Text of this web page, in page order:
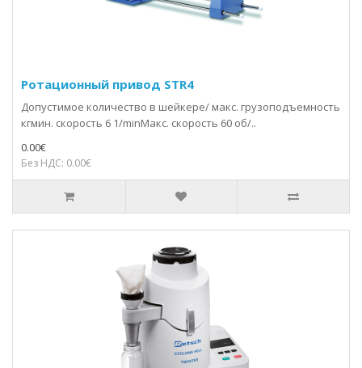
Ротационный привод STR4
Допустимое количество в шейкере/ макс. грузоподъемность
кгмин. скорость 6 1/minМакс. скорость 60 об/..
0.00€
Без НДС: 0.00€